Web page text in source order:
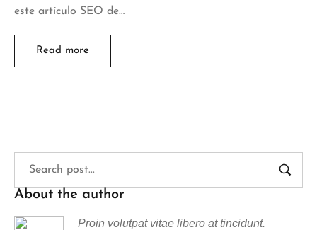
este artículo SEO de…
Read more
About the author
Proin volutpat vitae libero at tincidunt.